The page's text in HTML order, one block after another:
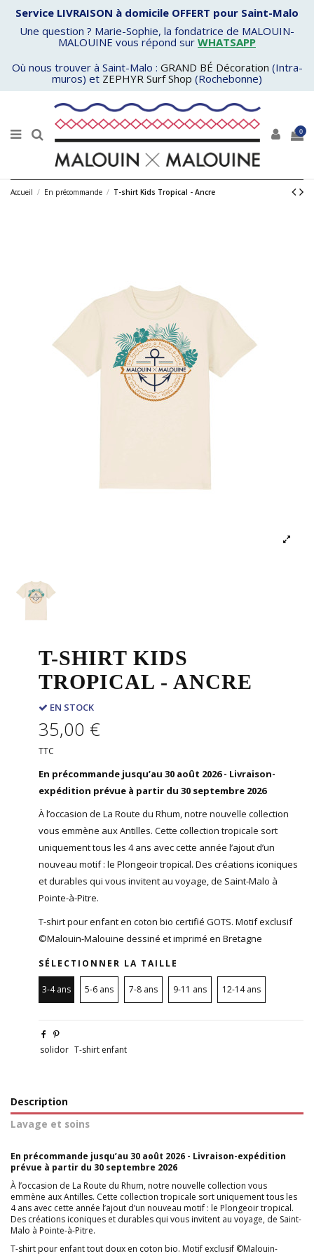
Service LIVRAISON à domicile OFFERT pour Saint-Malo
Une question ? Marie-Sophie, la fondatrice de MALOUIN-
MALOUINE vous répond sur WHATSAPP
Où nous trouver à Saint-Malo : GRAND BÉ Décoration (Intra-
muros) et ZEPHYR Surf Shop (Rochebonne)
0
Accueil En précommande T-shirt Kids Tropical - Ancre
T-SHIRT KIDS
TROPICAL - ANCRE
EN STOCK
35,00 €
TTC
En précommande jusqu’au 30 août 2026 - Livraison-
expédition prévue à partir du 30 septembre 2026
À l’occasion de La Route du Rhum, notre nouvelle collection
vous emmène aux Antilles. Cette collection tropicale sort
uniquement tous les 4 ans avec cette année l’ajout d’un
nouveau motif : le Plongeoir tropical. Des créations iconiques
et durables qui vous invitent au voyage, de Saint-Malo à
Pointe-à-Pitre.
T-shirt pour enfant en coton bio certifié GOTS. Motif exclusif
©Malouin-Malouine dessiné et imprimé en Bretagne
SÉLECTIONNER LA TAILLE
3-4 ans 5-6 ans 7-8 ans 9-11 ans 12-14 ans
solidor T-shirt enfant
Description
Lavage et soins
En précommande jusqu’au 30 août 2026 - Livraison-expédition
prévue à partir du 30 septembre 2026
À l’occasion de La Route du Rhum, notre nouvelle collection vous
emmène aux Antilles. Cette collection tropicale sort uniquement tous les
4 ans avec cette année l’ajout d’un nouveau motif : le Plongeoir tropical.
Des créations iconiques et durables qui vous invitent au voyage, de Saint-
Malo à Pointe-à-Pitre.
T-shirt pour enfant tout doux en coton bio. Motif exclusif ©Malouin-